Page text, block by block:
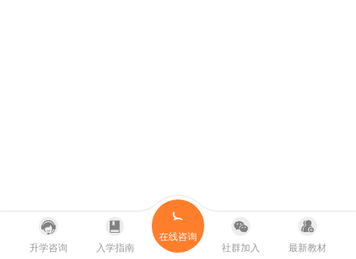
升学咨询 入学指南
在线咨询
社群加入
最新教材